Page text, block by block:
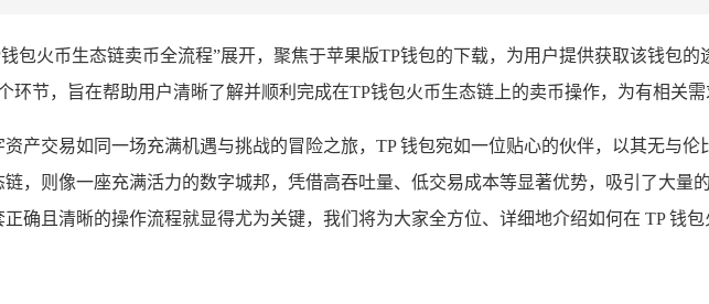
钱包火币生态链卖币全流程”展开，聚焦于苹果版TP钱包的下载，为用户提供获取该钱包
环节，旨在帮助用户清晰了解并顺利完成在TP钱包火币生态链上的卖币操作，为有相关需
产交易如同一场充满机遇与挑战的冒险之旅，TP 钱包宛如一位贴心的伙伴，以其无与
，则像一座充满活力的数字城邦，凭借高吞吐量、低交易成本等显著优势，吸引了大量
确且清晰的操作流程就显得尤为关键，我们将为大家全方位、详细地介绍如何在 TP 钱包